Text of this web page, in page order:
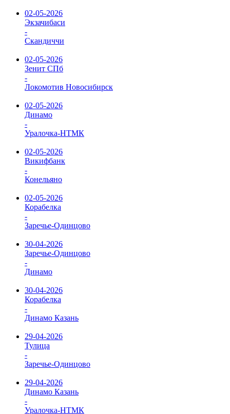
02-05-2026
Экзачибаси
-
Скандиччи
02-05-2026
Зенит СПб
-
Локомотив Новосибирск
02-05-2026
Динамо
-
Уралочка-НТМК
02-05-2026
Викифбанк
-
Конельяно
02-05-2026
Корабелка
-
Заречье-Одинцово
30-04-2026
Заречье-Одинцово
-
Динамо
30-04-2026
Корабелка
-
Динамо Казань
29-04-2026
Тулица
-
Заречье-Одинцово
29-04-2026
Динамо Казань
-
Уралочка-НТМК